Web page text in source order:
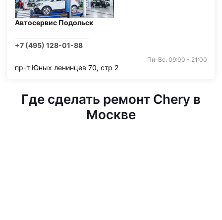
Автосервис Подольск
+7 (495) 128-01-88
Пн-Вс: 09:00 - 21:00
пр-т Юных ленинцев 70, стр 2
Где сделать ремонт Chery в
Москве